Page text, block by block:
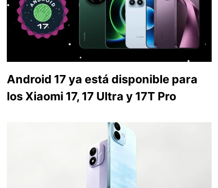
Android 17 ya está disponible para
los Xiaomi 17, 17 Ultra y 17T Pro